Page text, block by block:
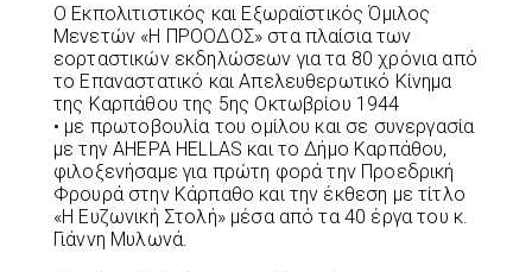
Ο Εκπολιτιστικός και Εξωραϊστικός Όμιλος
Μενετών «Η ΠΡΟΟΔΟΣ» στα πλαίσια των
εορταστικών εκδηλώσεων για τα 80 χρόνια από
το Επαναστατικό και Απελευθερωτικό Κίνημα
της Καρπάθου της 5ης Οκτωβρίου 1944
• με πρωτοβουλία του ομίλου και σε συνεργασία
με την AHEPA HELLAS και το Δήμο Καρπάθου,
φιλοξενήσαμε για πρώτη φορά την Προεδρική
Φρουρά στην Κάρπαθο και την έκθεση με τίτλο
«Η Ευζωνική Στολή» μέσα από τα 40 έργα του κ.
Γιάννη Μυλωνά.